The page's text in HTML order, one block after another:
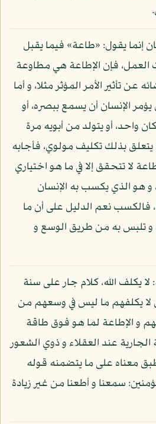
إنما يقول: «طاعة» فيما يقبل
العمل، فإن الإطاعة هي مطاوعة
عن تأثير الأمر المؤثر مثلا، و أما
الإنسان أن يسمع ببصره، أو
واحد، أو يتولد من أبويه مرة
يتعلق بذلك تكليف مولوي، فأجابه
لا تتحقق إلا في ما هو اختياري
و هو الذي يكسب به الإنسان
فالكسب نعم الدليل على أن ما
و تلبس به من طريق الوسع و
يكلف الله، كلام جار على سنة
أن لا يكلفهم ما ليس في وسعهم من
و الإطاعة لما هو فوق طاقة
عند العقلاء و ذوي الشعور
معناه على ما يتضمنه قوله
سمعنا و أطعنا من غير زيادة